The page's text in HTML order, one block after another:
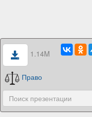
1.14M
Право